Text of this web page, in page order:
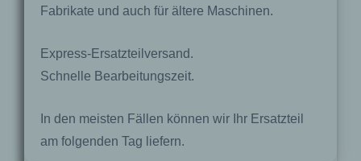
Fabrikate und auch für ältere Maschinen.
Express-Ersatzteilversand.
Schnelle Bearbeitungszeit.
In den meisten Fällen können wir Ihr Ersatzteil
am folgenden Tag liefern.